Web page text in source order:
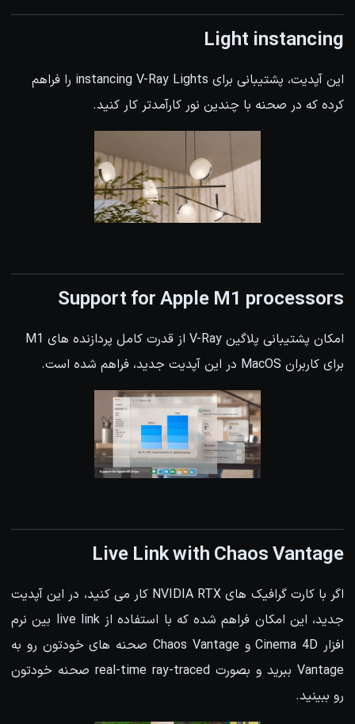
Light instancing
این آپدیت، پشتیبانی برای instancing V-Ray Lights را فراهم
کرده که در صحنه با چندین نور کارآمدتر کار کنید.
Support for Apple M1 processors
امکان پشتیبانی پلاگین V-Ray از قدرت کامل پردازنده های M1
برای کاربران MacOS در این آپدیت جدید، فراهم شده است.
Live Link with Chaos Vantage
اگر با کارت گرافیک های NVIDIA RTX کار می کنید، در این آپدیت
جدید، این امکان فراهم شده که با استفاده از live link بین نرم
افزار Cinema 4D و Chaos Vantage صحنه های خودتون رو به
Vantage ببرید و بصورت real-time ray-traced صحنه خودتون
رو ببینید.